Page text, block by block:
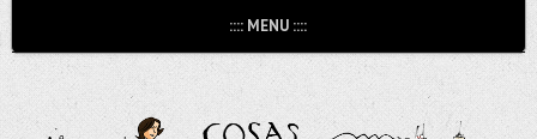
:::: MENU ::::